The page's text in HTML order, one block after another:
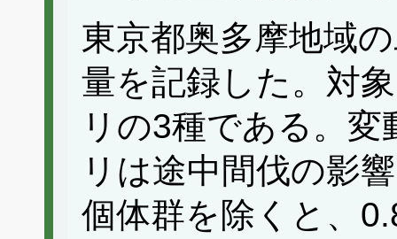
東京都奥多摩地域
量を記録した。対
リの3種である。
リは途中間伐の影
個体群を除くと、